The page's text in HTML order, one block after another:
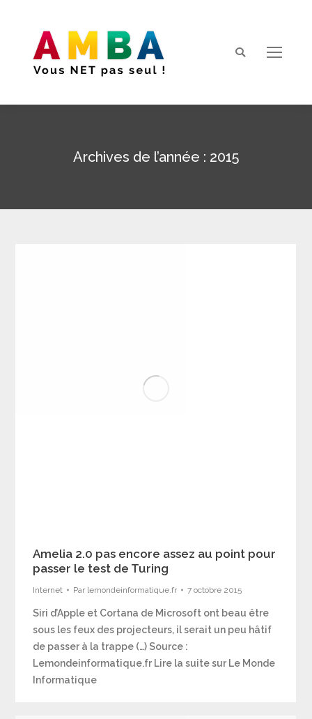
Search:
Archives de l’année : 2015
Amelia 2.0 pas encore assez au point pour
passer le test de Turing
Internet Par lemondeinformatique.fr 7 octobre 2015
Siri d’Apple et Cortana de Microsoft ont beau être
sous les feux des projecteurs, il serait un peu hâtif
de passer à la trappe (…) Source :
Lemondeinformatique.fr Lire la suite sur Le Monde
Informatique